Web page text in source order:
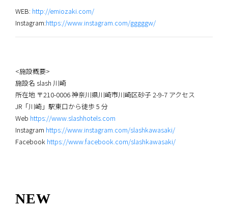
WEB: http://emiozaki.com/
Instagram:https://www.instagram.com/gggggw/
<施設概要>
施設名 slash 川崎
所在地 〒210-0006 神奈川県川崎市川崎区砂子 2-9-7 アクセス
JR「川崎」駅東口から徒歩 5 分
Web https://www.slashhotels.com
Instagram https://www.instagram.com/slashkawasaki/
Facebook https://www.facebook.com/slashkawasaki/
NEW